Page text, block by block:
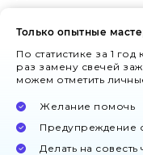
Только опытные
По статистике за 1
раз замену свечей
можем отметить
Желание помочь
Предупреждение
Делать на